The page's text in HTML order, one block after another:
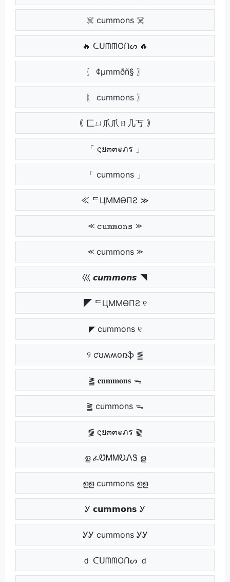
☠️ cummons ☠️
🔥 ᑕᑌᗰᗰOᑎᔕ 🔥
〖 ¢µmmðñ§ 〗
〖 cummons 〗
｟ 匚ㄩ爪爪ㄖ几丂 ｠
「 ςย๓๓๏ภร 」
「 cummons 」
≪ ᄃЦMMӨПƧ ≫
⪻ 𝚌𝚞𝚖𝚖𝚘𝚗𝚜 ⪼
⪻ cummons ⪼
巛 𝙘𝙪𝙢𝙢𝙤𝙣𝙨 ◥
◤ ᄃЦMMӨПƧ ୧
◤ cummons ୧
୨ ƈʊʍʍօռֆ ⪑
⪒ 𝐜𝐮𝐦𝐦𝐨𝐧𝐬 ᯓ
⪒ cummons ᯓ
⪓ ςย๓๓๏ภร ⪔
ള ፈᏬᎷᎷᎧᏁᏕ ള
ളള cummons ളള
Ꭹ 𝗰𝘂𝗺𝗺𝗼𝗻𝘀 Ꭹ
ᎩᎩ cummons ᎩᎩ
ｄ ᑕᑌᗰᗰOᑎᔕ ｄ